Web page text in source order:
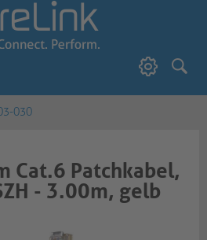
030
Cat.6 Patchkabel,
- 3.00m, gelb